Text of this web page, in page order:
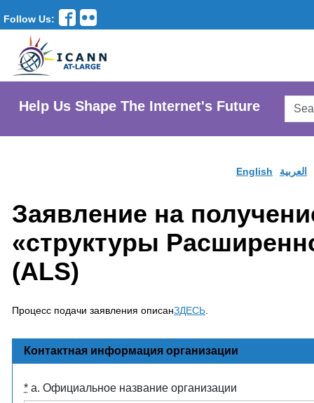
Follow Us:
Help Us Shape The Internet's Future
English العربية
Заявление на
«структуры
(ALS)
Процесс подачи заявления описанЗДЕСЬ
Контактная информация организации
* a. Официальное название организации